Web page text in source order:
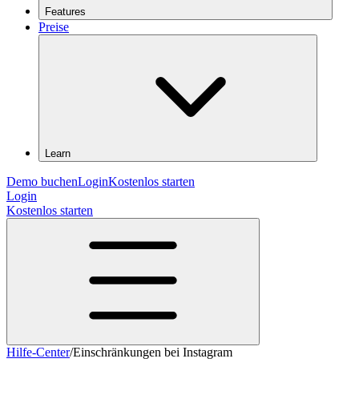
Features
Preise
Learn
Demo buchenLoginKostenlos starten
Login
Kostenlos starten
Hilfe-Center/Einschränkungen bei Instagram